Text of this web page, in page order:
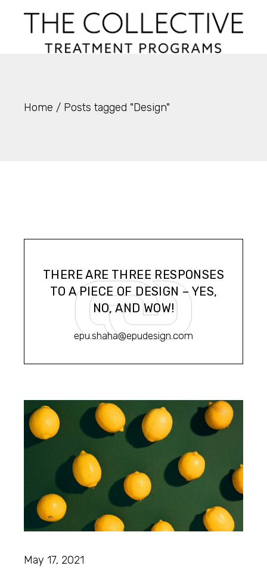
content
Home Posts tagged "Design"
THERE ARE THREE RESPONSES
TO A PIECE OF DESIGN – YES,
NO, AND WOW!
epu.shaha@epudesign.com
May 17, 2021